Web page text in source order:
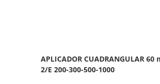
APLICADOR CUADRANGULAR 60
2/E 200-300-500-1000